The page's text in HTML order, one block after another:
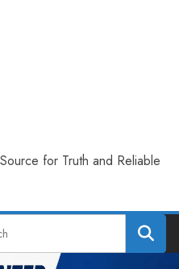
for Truth and Reliable